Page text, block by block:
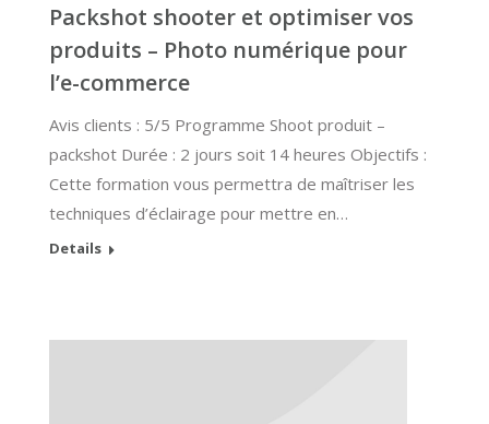
Packshot shooter et optimiser vos
produits – Photo numérique pour
l’e-commerce
Avis clients : 5/5 Programme Shoot produit –
packshot Durée : 2 jours soit 14 heures Objectifs :
Cette formation vous permettra de maîtriser les
techniques d’éclairage pour mettre en…
Details